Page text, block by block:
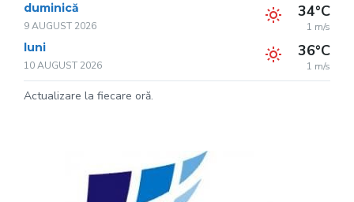
duminică
9 AUGUST 2026
34°C
1 m/s
luni
10 AUGUST 2026
36°C
1 m/s
Actualizare la fiecare oră.